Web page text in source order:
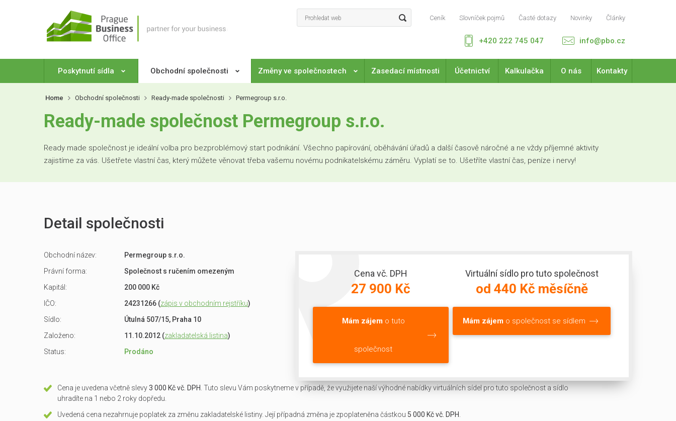
Ceník Slovníček pojmů Časté dotazy Novinky Články
info@pbo.cz
+420 222 745 047
Poskytnutí sídla Obchodní společnosti Změny ve společnostech Zasedací místnosti Účetnictví Kalkulačka O nás Kontakty
Home Obchodní společnosti Ready-made společnosti Permegroup s.r.o.
Ready-made společnost Permegroup s.r.o.
Ready made společnost je ideální volba pro bezproblémový start podnikání. Všechno papírování, oběhávání úřadů a další časově náročné a ne vždy příjemné aktivity
zajistíme za vás. Ušetřete vlastní čas, který můžete věnovat třeba vašemu novému podnikatelskému záměru. Vyplatí se to. Ušetříte vlastní čas, peníze i nervy!
Detail společnosti
Obchodní název:
Permegroup s.r.o.
Právní forma:
Společnost s ručením omezeným
Kapitál:
200 000 Kč
IČO:
24231266 (zápis v obchodním rejstříku)
Sídlo:
Útulná 507/15, Praha 10
Založeno:
11.10.2012 (zakladatelská listina)
Status:
Prodáno
Cena vč. DPH
27 900 Kč
Mám zájemo tuto
společnost
Virtuální sídlo pro tuto společnost
od 440 Kč měsíčně
Mám zájem o společnost se sídlem
Cena je uvedena včetně slevy3 000 Kč vč. DPH . Tuto slevu Vám poskytneme v případě, že využijete naší výhodné nabídky virtuálních sídel pro tuto společnost a sídlo
uhradíte na 1 nebo 2 roky dopředu.
Uvedená cena nezahrnuje poplatek za změnu zakladatelské listiny. Její případná změna je zpoplateněna částkou 5 000 Kč vč. DPH